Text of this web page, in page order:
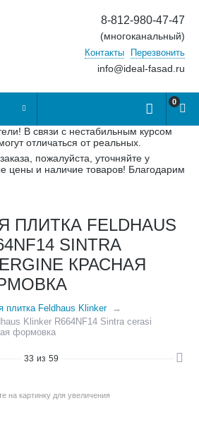
8-812-980-47-47
(многоканальный)
Контакты Перезвонить
info@ideal-fasad.ru
0
В связи с нестабильным курсом
отличаться от реальных.
пожалуйста, уточняйте у
цены и наличие товаров! Благодарим
ПЛИТКА FELDHAUS
SINTRA
КРАСНАЯ
плитка Feldhaus Klinker
Klinker R664NF14 Sintra cerasi
формовка
33 из 59
на картинку для увеличения